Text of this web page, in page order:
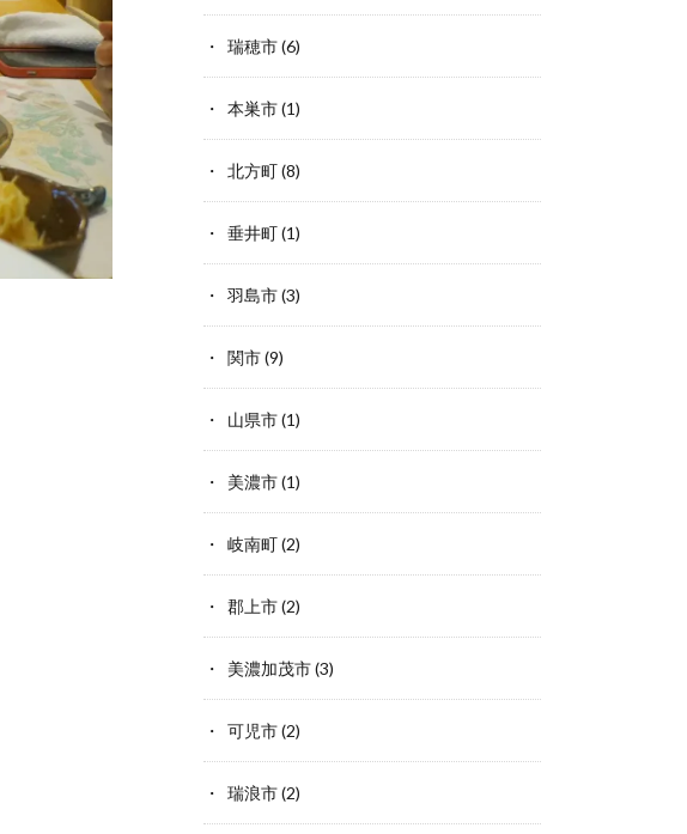
瑞穂市(6)
本巣市(1)
北方町(8)
垂井町(1)
羽島市(3)
関市(9)
山県市(1)
美濃市(1)
岐南町(2)
郡上市(2)
美濃加茂市(3)
可児市(2)
瑞浪市(2)